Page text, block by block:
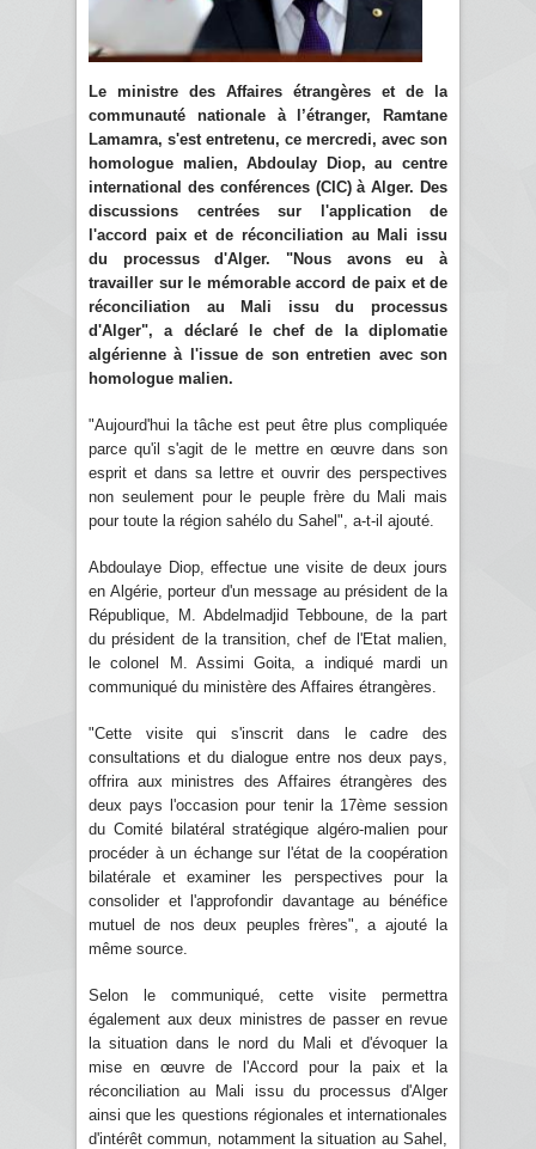
Le ministre des Affaires étrangères et de la
communauté nationale à l’étranger, Ramtane
Lamamra, s'est entretenu, ce mercredi, avec son
homologue malien, Abdoulay Diop, au centre
international des conférences (CIC) à Alger. Des
discussions centrées sur l'application de
l'accord paix et de réconciliation au Mali issu
du processus d'Alger. "Nous avons eu à
travailler sur le mémorable accord de paix et de
réconciliation au Mali issu du processus
d'Alger", a déclaré le chef de la diplomatie
algérienne à l'issue de son entretien avec son
homologue malien.
"Aujourd'hui la tâche est peut être plus compliquée
parce qu'il s'agit de le mettre en œuvre dans son
esprit et dans sa lettre et ouvrir des perspectives
non seulement pour le peuple frère du Mali mais
pour toute la région sahélo du Sahel", a-t-il ajouté.
Abdoulaye Diop, effectue une visite de deux jours
en Algérie, porteur d'un message au président de la
République, M. Abdelmadjid Tebboune, de la part
du président de la transition, chef de l'Etat malien,
le colonel M. Assimi Goita, a indiqué mardi un
communiqué du ministère des Affaires étrangères.
"Cette visite qui s'inscrit dans le cadre des
consultations et du dialogue entre nos deux pays,
offrira aux ministres des Affaires étrangères des
deux pays l'occasion pour tenir la 17ème session
du Comité bilatéral stratégique algéro-malien pour
procéder à un échange sur l'état de la coopération
bilatérale et examiner les perspectives pour la
consolider et l'approfondir davantage au bénéfice
mutuel de nos deux peuples frères", a ajouté la
même source.
Selon le communiqué, cette visite permettra
également aux deux ministres de passer en revue
la situation dans le nord du Mali et d'évoquer la
mise en œuvre de l'Accord pour la paix et la
réconciliation au Mali issu du processus d'Alger
ainsi que les questions régionales et internationales
d'intérêt commun, notamment la situation au Sahel,